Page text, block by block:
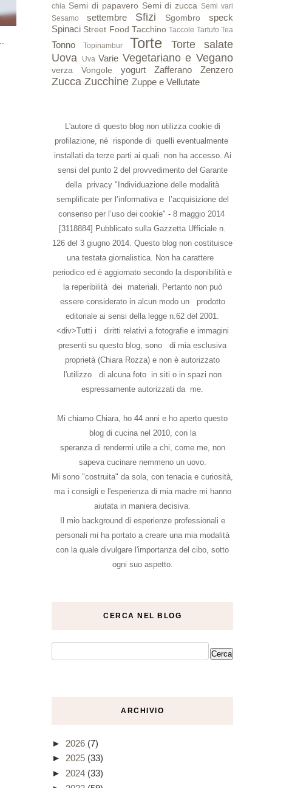
chia Semi di papavero Semi di zucca Semi vari
Sesamo
settembre Sfizi Sgombro
speck
Spinaci Street Food Tacchino Taccole Tartufo Tea
Tonno Topinambur Torte
Torte salate
Uova
Uva Varie Vegetariano e Vegano
verza Vongole yogurt Zafferano Zenzero
Zucca Zucchine Zuppe e Vellutate
L'autore di questo blog non utilizza cookie di
profilazione, né risponde di quelli eventualmente
installati da terze parti ai quali non ha accesso. Ai
sensi del punto 2 del provvedimento del Garante
della privacy "Individuazione delle modalità
semplificate per l’informativa e l’acquisizione del
consenso per l’uso dei cookie" - 8 maggio 2014
[3118884] Pubblicato sulla Gazzetta Ufficiale n.
126 del 3 giugno 2014. Questo blog non costituisce
una testata giornalistica. Non ha carattere
periodico ed è aggiornato secondo la disponibilità e
la reperibilità dei materiali. Pertanto non può
essere considerato in alcun modo un prodotto
editoriale ai sensi della legge n.62 del 2001.
<div>Tutti i diritti relativi a fotografie e immagini
presenti su questo blog, sono di mia esclusiva
proprietà (Chiara Rozza) e non è autorizzato
l'utilizzo di alcuna foto in siti o in spazi non
espressamente autorizzati da me.
Mi chiamo Chiara, ho 44 anni e ho aperto questo
blog di cucina nel 2010, con la
speranza di rendermi utile a chi, come me, non
sapeva cucinare nemmeno un uovo.
Mi sono "costruita" da sola, con tenacia e curiosità,
ma i consigli e l'esperienza di mia madre mi hanno
aiutata in maniera decisiva.
Il mio background di esperienze professionali e
personali mi ha portato a creare una mia modalità
con la quale divulgare l'importanza del cibo, sotto
ogni suo aspetto.
CERCA NEL BLOG
ARCHIVIO
► 2026 (7)
► 2025 (33)
► 2024 (33)